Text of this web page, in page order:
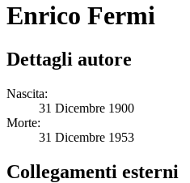
Enrico Fermi
Dettagli autore
Nascita:
31 Dicembre 1900
Morte:
31 Dicembre 1953
Collegamenti esterni